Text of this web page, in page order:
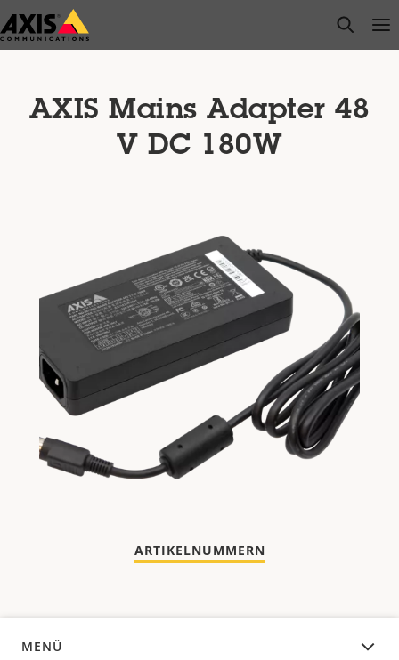
Zum
Hauptinhalt
open
AXIS Mains Adapter 48
V DC 180W
ARTIKELNUMMERN
MENÜ
ÜBERSICHT